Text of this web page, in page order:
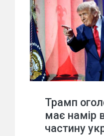
Трамп
має намір
частину